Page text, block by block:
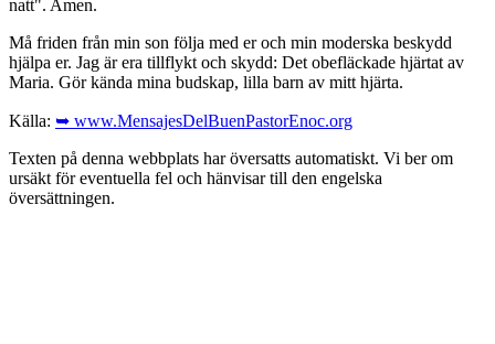
natt". Amen.
Må friden från min son följa med er och min moderska beskydd
hjälpa er. Jag är era tillflykt och skydd: Det obefläckade hjärtat av
Maria. Gör kända mina budskap, lilla barn av mitt hjärta.
Källa: ➥ www.MensajesDelBuenPastorEnoc.org
Texten på denna webbplats har översatts automatiskt. Vi ber om
ursäkt för eventuella fel och hänvisar till den engelska
översättningen.